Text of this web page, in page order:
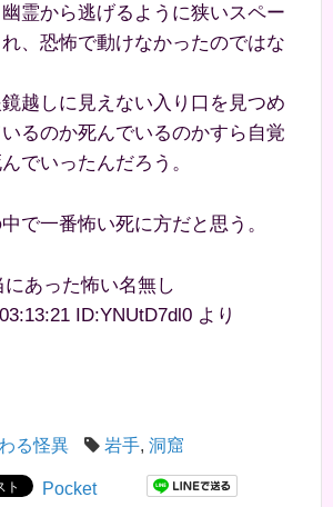
霊から逃げるように狭いスペー
、恐怖で動けなかったのではな
越しに見えない入り口を見つめ
るのか死んでいるのかすら自覚
でいったんだろう。
で一番怖い死に方だと思う。
あった怖い名無し
ID:YNUtD7dl0 より
る怪異 岩手, 洞窟
Pocket